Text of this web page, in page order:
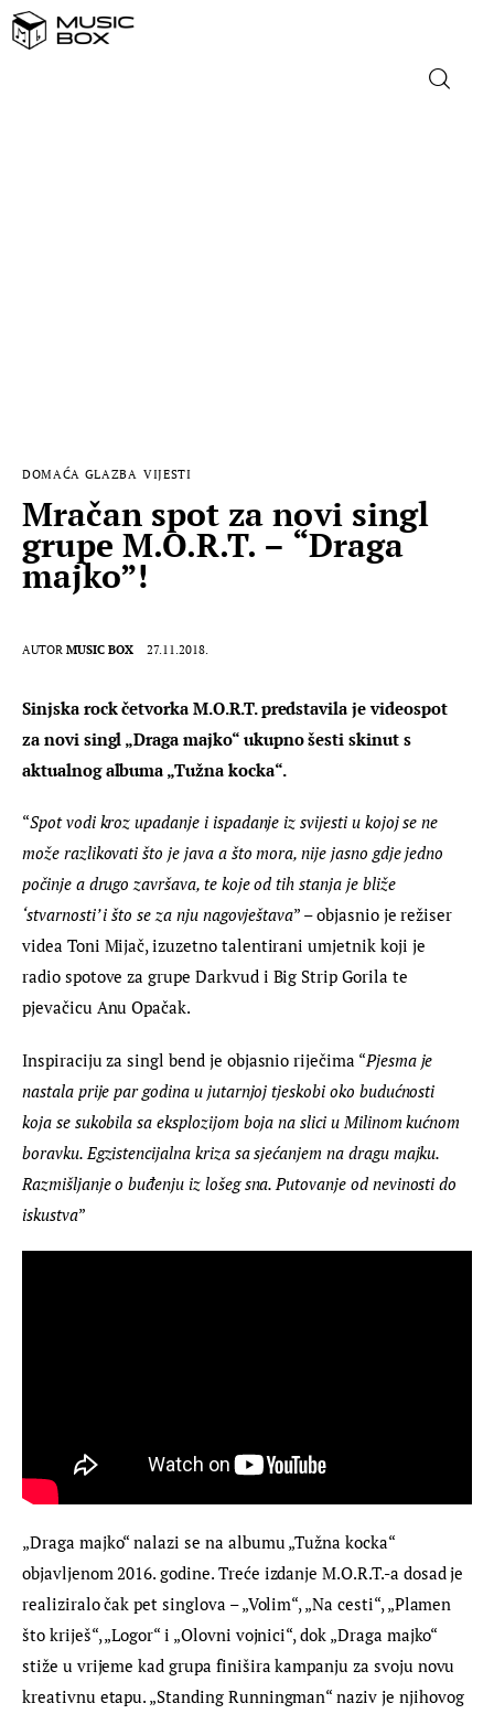
DOMAĆA GLAZBA VIJESTI
Mračan spot za novi singl
grupe M.O.R.T. – “Draga
majko”!
AUTOR MUSIC BOX 27.11.2018.
Sinjska rock četvorka M.O.R.T. predstavila je videospot
za novi singl „Draga majko“ ukupno šesti skinut s
aktualnog albuma „Tužna kocka“.
“Spot vodi kroz upadanje i ispadanje iz svijesti u kojoj se ne
može razlikovati što je java a što mora, nije jasno gdje jedno
počinje a drugo završava, te koje od tih stanja je bliže
‘stvarnosti’ i što se za nju nagovještava” – objasnio je režiser
videa Toni Mijač, izuzetno talentirani umjetnik koji je
radio spotove za grupe Darkvud i Big Strip Gorila te
pjevačicu Anu Opačak.
Inspiraciju za singl bend je objasnio riječima “Pjesma je
nastala prije par godina u jutarnjoj tjeskobi oko budućnosti
koja se sukobila sa eksplozijom boja na slici u Milinom kućnom
boravku. Egzistencijalna kriza sa sjećanjem na dragu majku.
Razmišljanje o buđenju iz lošeg sna. Putovanje od nevinosti do
iskustva”
„Draga majko“ nalazi se na albumu „Tužna kocka“
objavljenom 2016. godine. Treće izdanje M.O.R.T.-a dosad je
realiziralo čak pet singlova – „Volim“, „Na cesti“, „Plamen
što kriješ“, „Logor“ i „Olovni vojnici“, dok „Draga majko“
stiže u vrijeme kad grupa finišira kampanju za svoju novu
kreativnu etapu. „Standing Runningman“ naziv je njihovog